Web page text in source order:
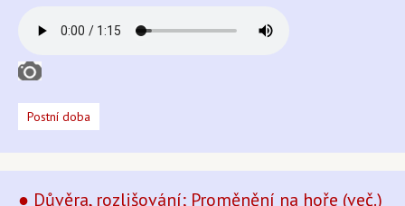
Postní doba
● Důvěra, rozlišování; Proměnění na hoře (več.)